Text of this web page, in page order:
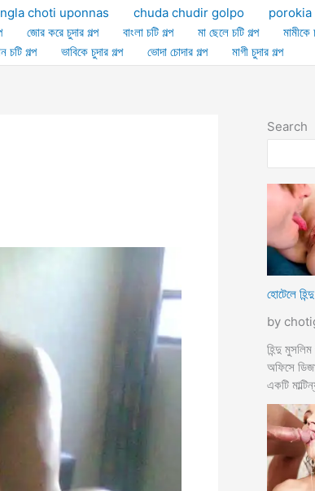
choti uponnas chuda chudir golpo
জোর করে চুদার গল্প বাংলা চটি গল্প মা ছেলে চটি গল্প
মামীকে
চটি গল্প ভাবিকে চুদার গল্প ভোদা চোদার গল্প মাগী চুদার গল্প
Search
হোটেলে
by
হিন্দু মুসলিম
অফিসে
একটি